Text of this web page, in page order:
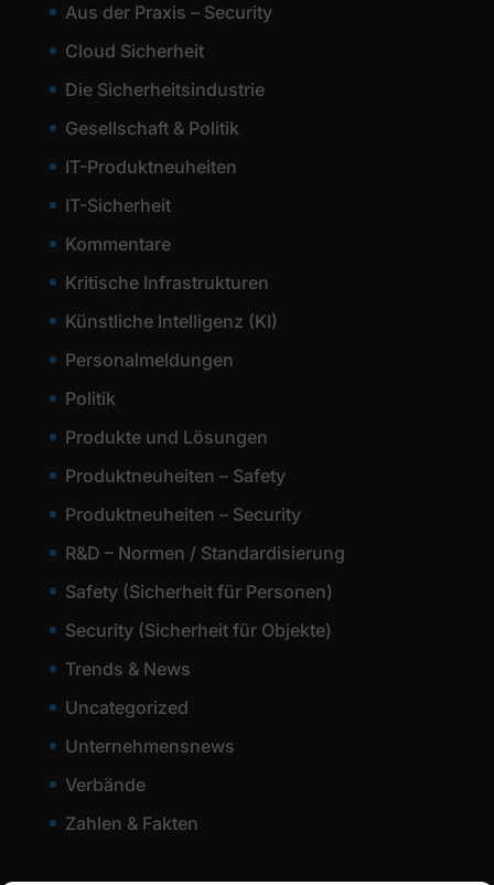
Aus der Praxis – Security
Cloud Sicherheit
Die Sicherheitsindustrie
Gesellschaft & Politik
IT-Produktneuheiten
IT-Sicherheit
Kommentare
Kritische Infrastrukturen
Künstliche Intelligenz (KI)
Personalmeldungen
Politik
Produkte und Lösungen
Produktneuheiten – Safety
Produktneuheiten – Security
R&D – Normen / Standardisierung
Safety (Sicherheit für Personen)
Security (Sicherheit für Objekte)
Trends & News
Uncategorized
Unternehmensnews
Verbände
Zahlen & Fakten